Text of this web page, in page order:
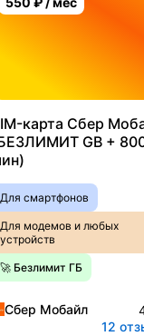
карта Сбер
GB +
Для смартфонов
Для модемов и любых
устройств
🚀 Безлимит ГБ
Сбер Мобайл
12